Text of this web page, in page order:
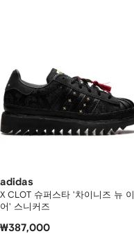
adidas
X CLOT 슈퍼스타 '차이니즈 뉴 이
어' 스니커즈
₩387,000